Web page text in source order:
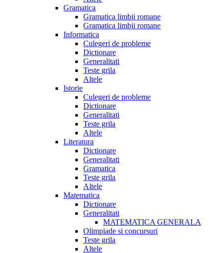
Gramatica
Gramatica limbii romane
Gramatica limbii romane
Informatica
Culegeri de probleme
Dictionare
Generalitati
Teste grila
Altele
Istorie
Culegeri de probleme
Dictionare
Generalitati
Teste grila
Altele
Literatura
Dictionare
Generalitati
Gramatica
Teste grila
Altele
Matematica
Dictionare
Generalitati
MATEMATICA GENERALA
Olimpiade si concursuri
Teste grila
Altele